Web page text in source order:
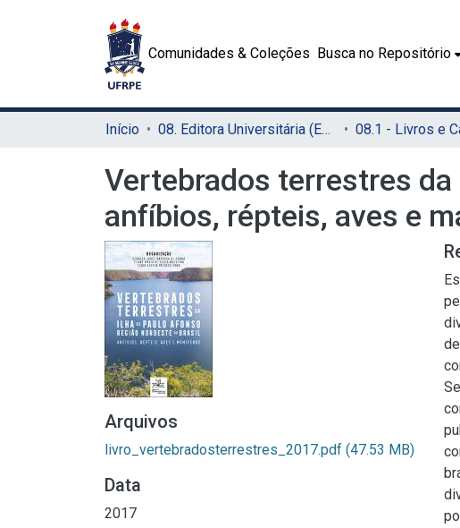
Comunidades & Coleções Busca no Repositório
Início 08. Editora Universitária (EDUFRPE)
Vertebrados terrestres
anfíbios, répteis, aves e
Arquivos
livro_vertebradosterrestres_2017.pdf (47.53 MB)
Data
2017